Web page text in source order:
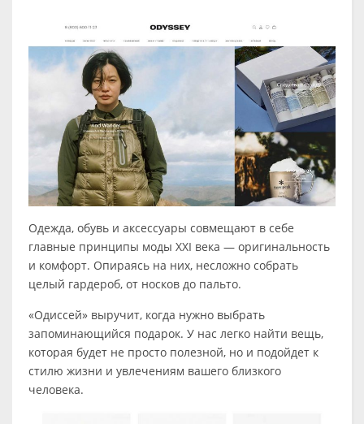
Одежда, обувь и аксессуары совмещают в себе
главные принципы моды XXI века — оригинальность
и комфорт. Опираясь на них, несложно собрать
целый гардероб, от носков до пальто.
«Одиссей» выручит, когда нужно выбрать
запоминающийся подарок. У нас легко найти вещь,
которая будет не просто полезной, но и подойдет к
стилю жизни и увлечениям вашего близкого
человека.